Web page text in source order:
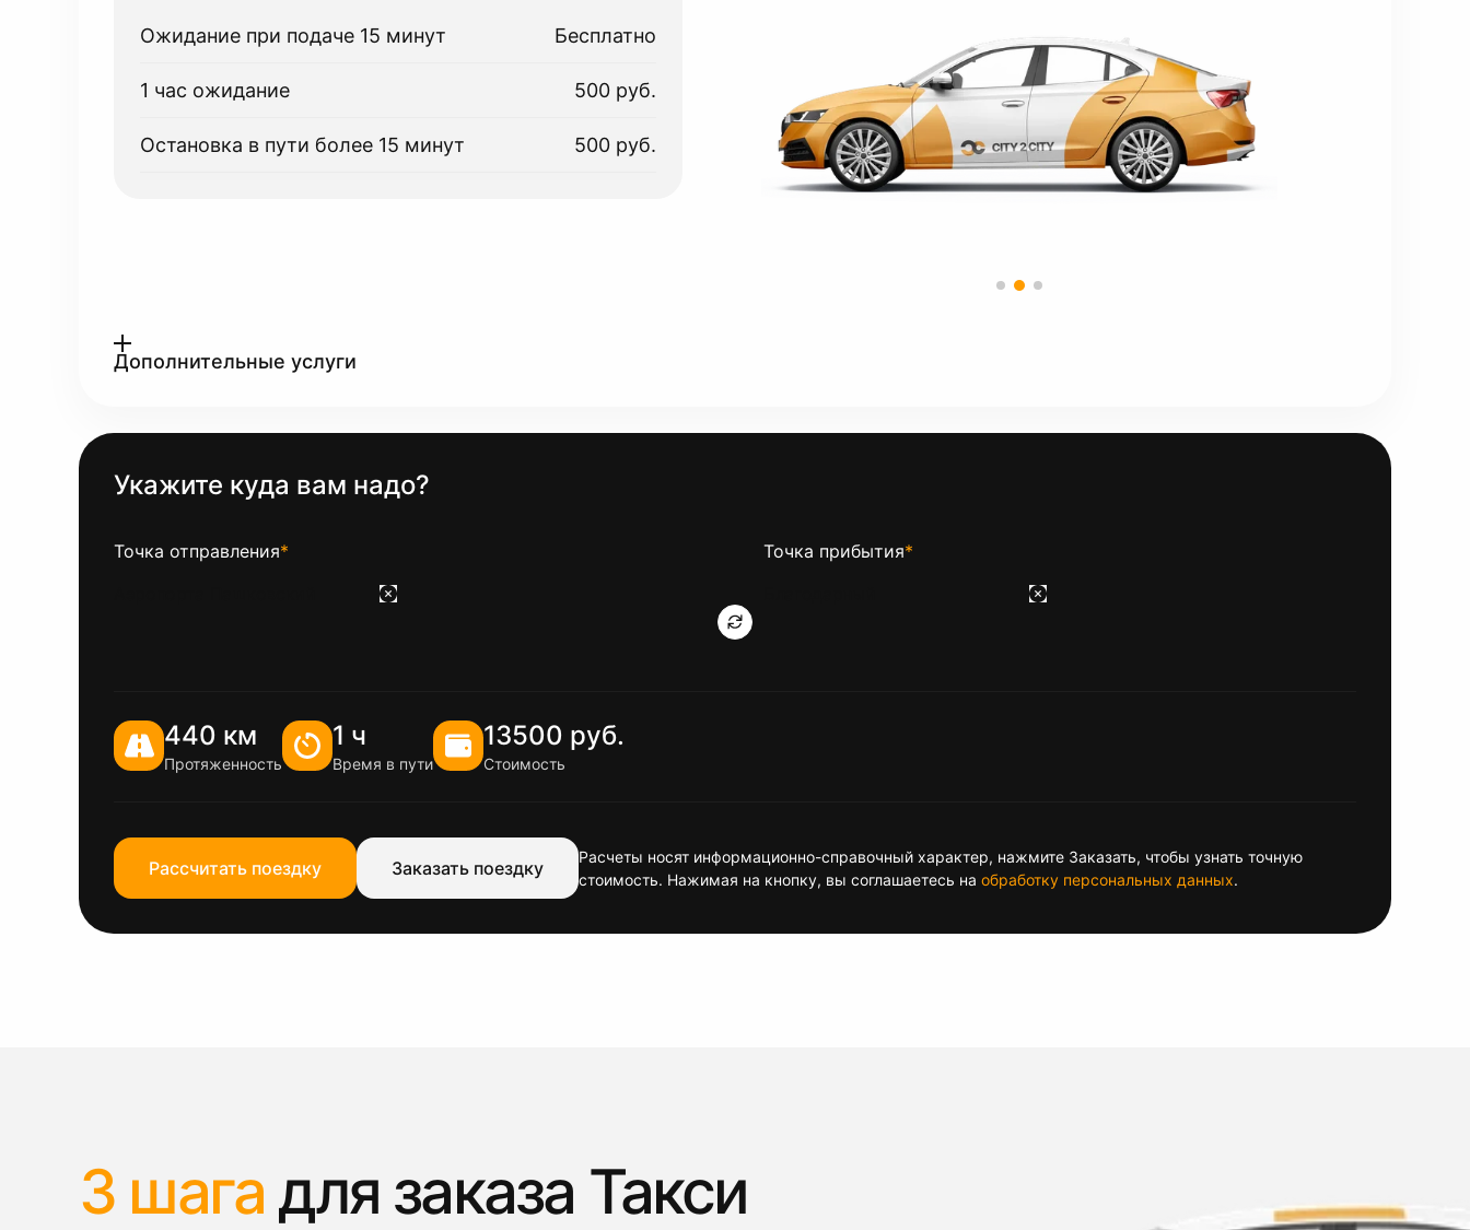
Ожидание при подаче 15 минут Бесплатно
1 час ожидание 500 руб.
Остановка в пути более 15 минут 500 руб.
Дополнительные услуги
Укажите куда вам надо?
Точка отправления* Точка прибытия*
440 км
Протяженность
1 ч
Время в пути
13500 руб.
Стоимость
Рассчитать поездку Заказать поездку
Расчеты носят информационно-справочный характер, нажмите Заказать, чтобы узнать точную
стоимость. Нажимая на кнопку, вы соглашаетесь на обработку персональных данных.
3 шага для заказа Такси